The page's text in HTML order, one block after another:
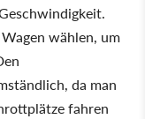
wählen, um
da man
fahren